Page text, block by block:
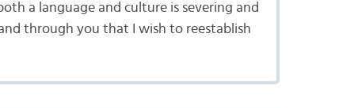
a language and culture is severing and
through you that I wish to reestablish